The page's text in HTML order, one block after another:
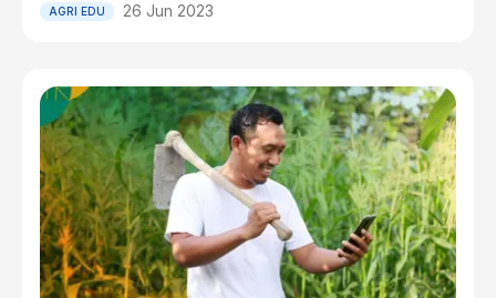
AGRI EDU 26 Jun 2023